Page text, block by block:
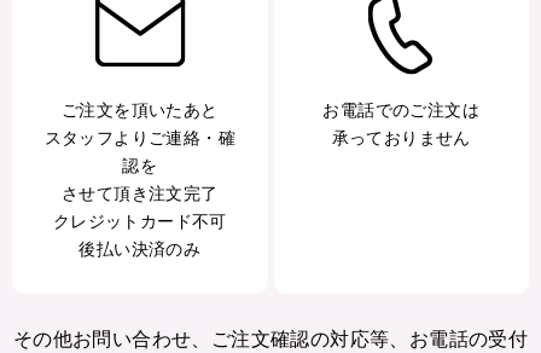
ご注文を頂いたあと
スタッフよりご連絡・確
認を
させて頂き注文完了
クレジットカード不可
後払い決済のみ
お電話でのご注文は
承っておりません
その他お問い合わせ、ご注文確認の対応等、お電話の受付